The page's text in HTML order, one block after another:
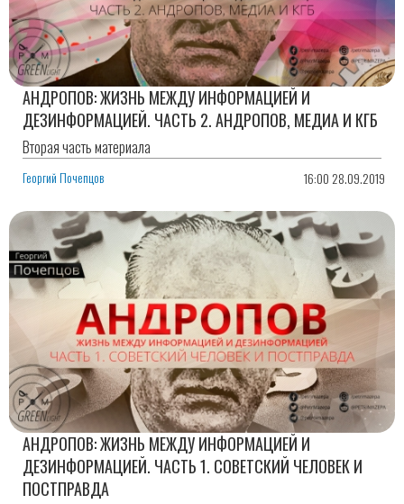
АНДРОПОВ: ЖИЗНЬ МЕЖДУ ИНФОРМАЦИЕЙ И
ДЕЗИНФОРМАЦИЕЙ. ЧАСТЬ 2. АНДРОПОВ, МЕДИА И КГБ
Вторая часть материала
Георгий Почепцов 16:00 28.09.2019
АНДРОПОВ: ЖИЗНЬ МЕЖДУ ИНФОРМАЦИЕЙ И
ДЕЗИНФОРМАЦИЕЙ. ЧАСТЬ 1. СОВЕТСКИЙ ЧЕЛОВЕК И
ПОСТПРАВДА